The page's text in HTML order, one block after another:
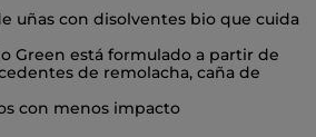
uñas con disolventes bio que cuida
Green está formulado a partir de
de remolacha, caña de
con menos impacto